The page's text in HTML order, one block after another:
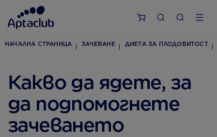
НАЧАЛНА СТРАНИЦА ЗАЧЕВАНЕ ДИЕТА ЗА ПЛОДОВИТОСТ
Какво да ядете, за
да подпомогнете
зачеването